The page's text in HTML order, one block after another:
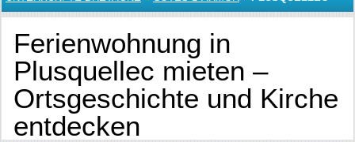
Ferienwohnung in
Plusquellec mieten –
Ortsgeschichte und Kirche
entdecken